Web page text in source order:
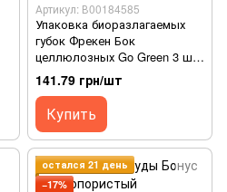
Артикул: В00184585
Упаковка биоразлагаемых
губок Фрекен Бок
целлюлозных Go Green 3 шт.
(4823071642384)
141.79 грн/шт
Купить
остался 21 день
−17%